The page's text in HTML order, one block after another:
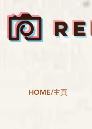
HOME/主頁